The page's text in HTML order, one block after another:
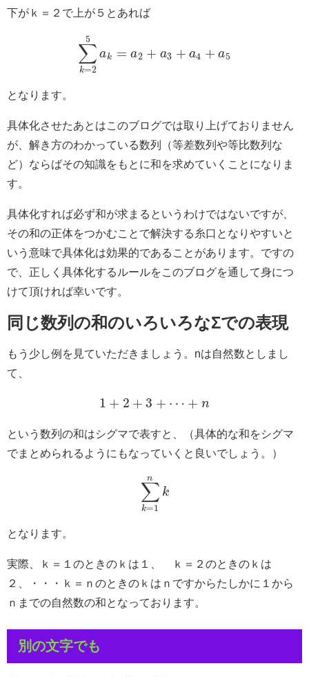
下がｋ＝２で上が５とあれば
∑
k=2
5
ak = a2 + a3 + a4 + a5
となります。
具体化させたあとはこのブログでは取り上げておりません
が、解き方のわかっている数列（等差数列や等比数列な
ど）ならばその知識をもとに和を求めていくことになりま
す。
具体化すれば必ず和が求まるというわけではないですが、
その和の正体をつかむことで解決する糸口となりやすいと
いう意味で具体化は効果的であることがあります。ですの
で、正しく具体化するルールをこのブログを通して身につ
けて頂ければ幸いです。
同じ数列の和のいろいろなΣでの表現
もう少し例を見ていただきましょう。nは自然数としまし
て、
1 + 2 + 3 + ⋯ + n
という数列の和はシグマで表すと、（具体的な和をシグマ
でまとめられるようにもなっていくと良いでしょう。）
∑
k=1
n
k
となります。
実際、ｋ＝１のときのｋは１、 ｋ＝２のときのｋは
２、・・・ｋ＝ｎのときのｋはｎですからたしかに１から
ｎまでの自然数の和となっております。
別の文字でも